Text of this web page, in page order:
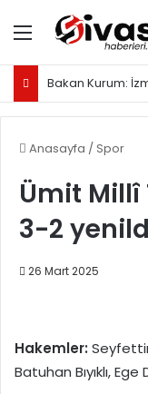
Menü
Anasayfa / Spor
Ümit Millî
3-2
26 Mart 2025
Hakemler:
Batuhan Bıyıklı, Ege